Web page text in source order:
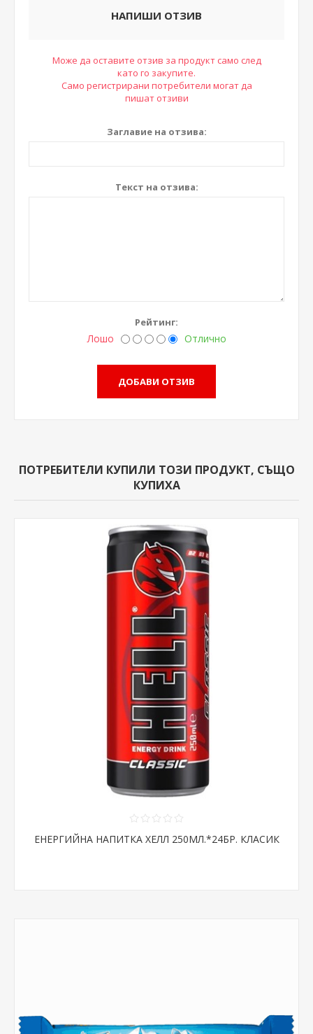
НАПИШИ ОТЗИВ
Може да оставите отзив за продукт само след
като го закупите.
Само регистрирани потребители могат да
пишат отзиви
Заглавие на отзива:
Текст на отзива:
Рейтинг:
Лошо Отлично
ПОТРЕБИТЕЛИ КУПИЛИ ТОЗИ ПРОДУКТ, СЪЩО
КУПИХА
ЕНЕРГИЙНА НАПИТКА ХЕЛЛ 250МЛ.*24БР. КЛАСИК